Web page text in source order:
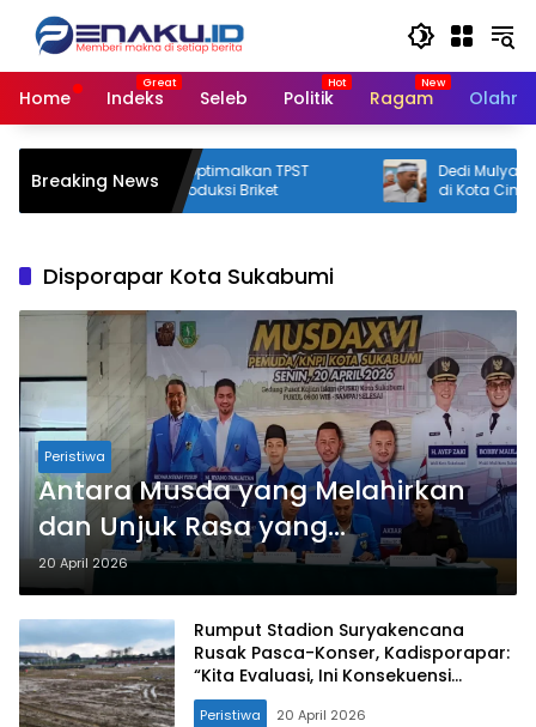
Langsung
konten
Home
Indeks Seleb Politik Ragam
Breaking News
Bandung Optimalkan TPST
untuk Produksi Briket
Dedi Mulyadi
di Kota Cimahi dan
Disporapar Kota Sukabumi
Peristiwa
Antara Musda yang Melahirkan
dan Unjuk Rasa yang
Menggugurkan: Paradox Satu
Rumah Dua Pintu di KNPI Kota
Sukabumi
20 April 2026
Rumput Stadion Suryakencana
Rusak Pasca-Konser, Kadisporapar:
“Kita Evaluasi, Ini Konsekuensi
Minimnya Destinasi”
Peristiwa 20 April 2026